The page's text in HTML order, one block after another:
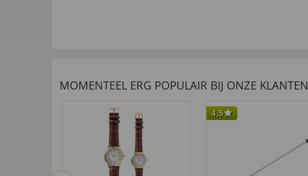
MOMENTEEL ERG POPULAIR BIJ ONZE KLANTEN
4,5